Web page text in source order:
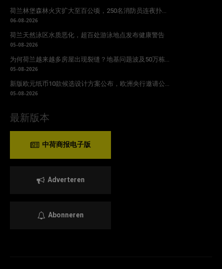
荷兰林堡森林火灾扩大至百公顷，250名消防员连夜扑...
06-08-2026
荷兰天然泳区水质恶化，超百处游泳地点发布健康警告
05-08-2026
为何荷兰越来越多房屋出现裂缝？地基问题波及50万栋...
05-08-2026
新版欧元纸币10款候选设计方案公布，欧洲央行邀请公...
05-08-2026
最新版本
中荷商报电子版
Adverteren
Abonneren